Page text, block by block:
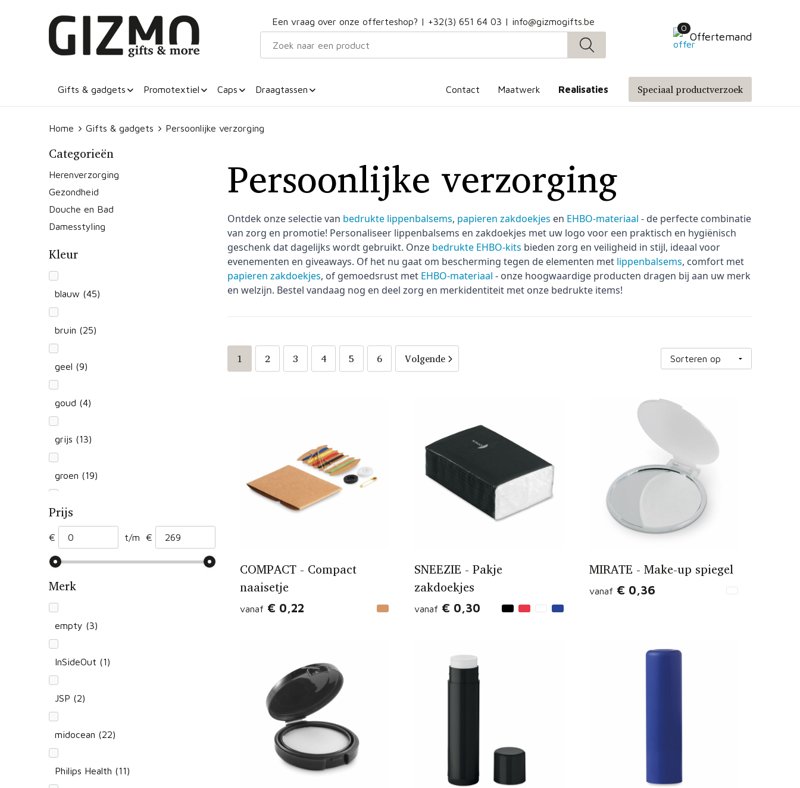
Een vraag over onze offerteshop? | +32(3) 651 64 03 | info@gizmogifts.be
0
Offertemand
Gifts & gadgets Promotextiel Caps Draagtassen Contact Maatwerk Realisaties Speciaal productverzoek
Home Gifts & gadgets Persoonlijke verzorging
Categorieën
Herenverzorging
Gezondheid
Douche en Bad
Damesstyling
Kleur
blauw (45)
bruin (25)
geel (9)
goud (4)
grijs (13)
groen (19)
oranje
overig (25)
paars
(40)
roze (13)
tweekleurig
wit
zilver (14)
Prijs
€ t/m €
Merk
empty (3)
InSideOut (1)
JSP (2)
midocean (22)
Philips Health (11)
Persoonlijke verzorging
Ontdek onze selectie van bedrukte lippenbalsems, papieren zakdoekjes en EHBO-materiaal - de perfecte combinatie
van zorg en promotie! Personaliseer lippenbalsems en zakdoekjes met uw logo voor een praktisch en hygiënisch
geschenk dat dagelijks wordt gebruikt. Onze bedrukte EHBO-kits bieden zorg en veiligheid in stijl, ideaal voor
evenementen en giveaways. Of het nu gaat om bescherming tegen de elementen met lippenbalsems, comfort met
papieren zakdoekjes, of gemoedsrust met EHBO-materiaal - onze hoogwaardige producten dragen bij aan uw merk
en welzijn. Bestel vandaag nog en deel zorg en merkidentiteit met onze bedrukte items!
1 2 3 4 5 6 Volgende
COMPACT - Compact
naaisetje
vanaf € 0,22
SNEEZIE - Pakje
zakdoekjes
vanaf € 0,30
MIRATE - Make-up spiegel
vanaf € 0,36